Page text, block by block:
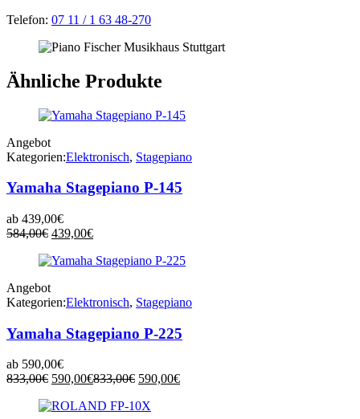
Telefon: 07 11 / 1 63 48-270
Ähnliche Produkte
Angebot
Kategorien:Elektronisch, Stagepiano
Yamaha Stagepiano P-145
ab 439,00€
584,00€ Ursprünglicher
war:
439,00€Aktueller
ist:
Angebot
Kategorien:Elektronisch, Stagepiano
Yamaha Stagepiano P-225
ab 590,00€
833,00€ Ursprünglicher
war:
590,00€Aktueller
ist:
833,00€ Ursprünglicher
war:
590,00€Aktueller